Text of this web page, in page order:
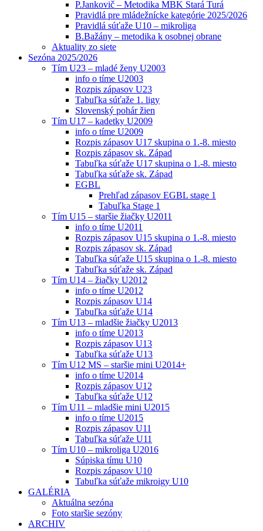
P.Jankovič – Metodika MBK Stará Turá
Pravidlá pre mládežnícke kategórie 2025/2026
Pravidlá súťaže U10 – mikroliga
B.Bažány – metodika k osobnej obrane
Aktuality zo siete
Sezóna 2025/2026
Tím U23 – mladé ženy U2003
info o tíme U2003
Rozpis zápasov U23
Tabuľka súťaže 1. ligy
Slovenský pohár žien
Tím U17 – kadetky U2009
info o tíme U2009
Rozpis zápasov U17 skupina o 1.-8. miesto
Rozpis zápasov sk. Západ
Tabuľka súťaže U17 skupina o 1.-8. miesto
Tabuľka súťaže sk. Západ
EGBL
Prehľad zápasov EGBL stage 1
Tabuľka Stage 1
Tím U15 – staršie žiačky U2011
info o tíme U2011
Rozpis zápasov U15 skupina o 1.-8. miesto
Rozpis zápasov sk. Západ
Tabuľka súťaže U15 skupina o 1.-8. miesto
Tabuľka súťaže sk. Západ
Tím U14 – žiačky U2012
info o tíme U2012
Rozpis zápasov U14
Tabuľka súťaže U14
Tím U13 – mladšie žiačky U2013
info o tíme U2013
Rozpis zápasov U13
Tabuľka súťaže U13
Tím U12 MS – staršie mini U2014+
info o tíme U2014
Rozpis zápasov U12
Tabuľka súťaže U12
Tím U11 – mladšie mini U2015
info o tíme U2015
Rozpis zápasov U11
Tabuľka súťaže U11
Tím U10 – mikroliga U2016
Súpiska tímu U10
Rozpis zápasov U10
Tabuľka súťaže mikroigy U10
GALÉRIA
Aktuálna sezóna
Foto staršie sezóny
ARCHIV